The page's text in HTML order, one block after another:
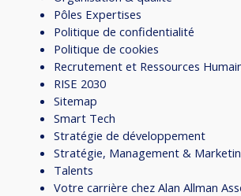
Pôles Expertises
Politique de confidentialité
Politique de cookies
Recrutement et Ressources
RISE 2030
Sitemap
Smart Tech
Stratégie de développement
Stratégie, Management &
Talents
Votre carrière chez Alan Allman